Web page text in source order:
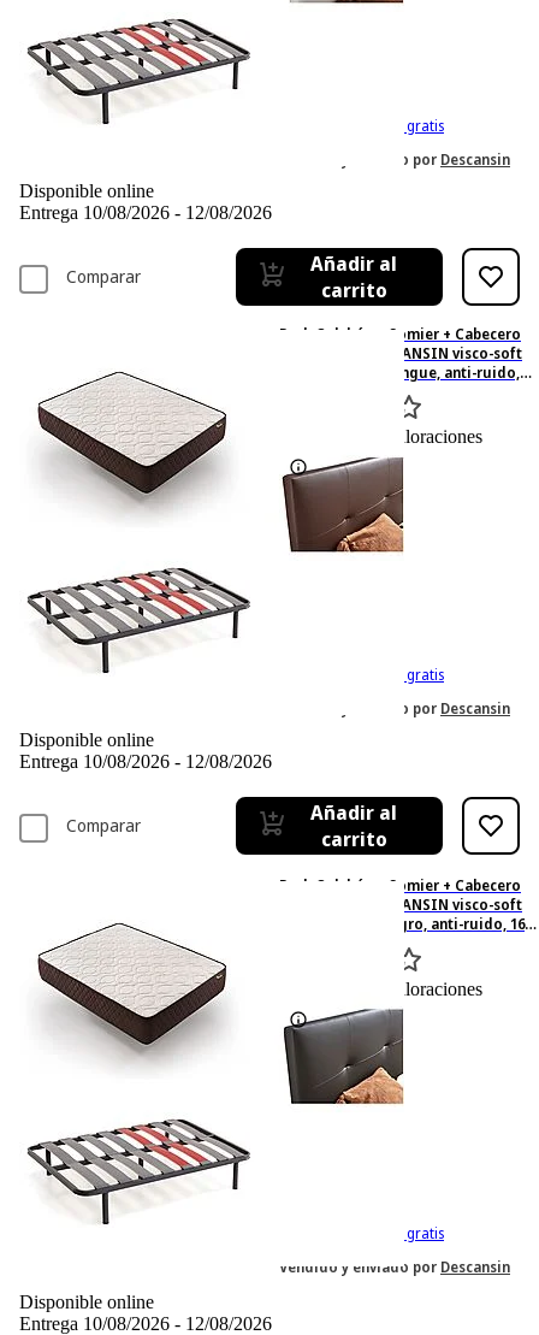
IVA incl. Con envío gratis
Vendido y enviado por Descansin
Disponible online
Entrega 10/08/2026 - 12/08/2026
Comparar
Añadir al
carrito
Pack Colchón + Somier + Cabecero
160x190 cm - DESCANSIN visco-soft
gel, Tapizado Wengue, anti-ruido,
160 cm x 190 cm, Espumación alta
densidad, Wengué
Basado en 0 valoraciones
IVA incl. Con envío gratis
Vendido y enviado por Descansin
Disponible online
Entrega 10/08/2026 - 12/08/2026
Comparar
Añadir al
carrito
Pack Colchón + Somier + Cabecero
160x190 cm - DESCANSIN visco-soft
gel, Tapizado Negro, anti-ruido, 160
cm x 190 cm, Espumación alta
Basado en 0 valoraciones
IVA incl. Con envío gratis
Vendido y enviado por Descansin
Disponible online
Entrega 10/08/2026 - 12/08/2026